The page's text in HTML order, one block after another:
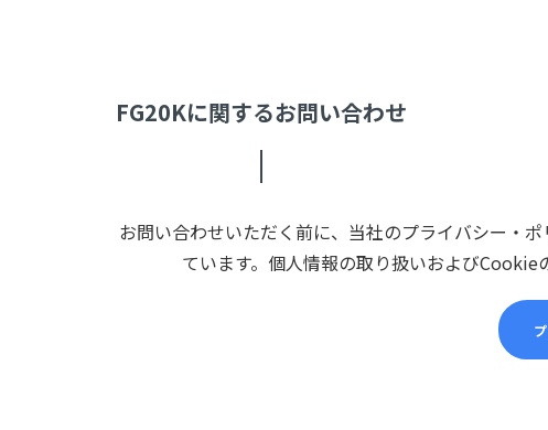
FG20Kに関するお問い合わせ
お問い合わせいただく前に、当社のプライバシー・
ています。個人情報の取り扱いおよびCookie